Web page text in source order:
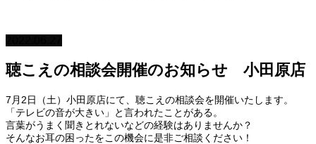
聴こえの相談会開催のお知らせ 小田原店
7月2日（土）小田原店にて、聴こえの相談会を開催いたします。
「テレビの音が大きい」と言われたことがある。
言葉がうまく聞きとれないなどの経験はありませんか？
そんなお耳の困ったをこの機会に是非ご相談ください！